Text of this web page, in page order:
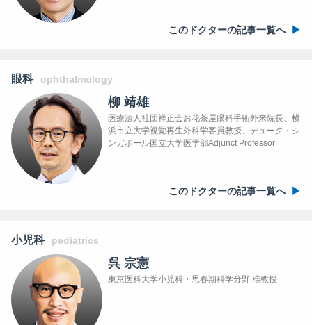
このドクターの記事一覧へ
眼科 ophthalmology
柳 靖雄
医療法人社団祥正会お花茶屋眼科手術外来院長、横
浜市立大学視覚再生外科学客員教授、デューク・シ
ンガポール国立大学医学部Adjunct Professor
このドクターの記事一覧へ
小児科 pediatrics
呉 宗憲
東京医科大学小児科・思春期科学分野 准教授